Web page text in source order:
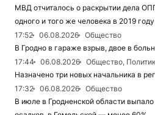
МВД отчиталось о раскрытии дела
одного и того же человека в 2019 году
17:52
06.08.2026
Общество
В Гродно в гараже взрыв, двое в
17:44
06.08.2026
Общество,
Назначено три новых начальника в
17:32
06.08.2026
Общество
В июле в Гродненской области